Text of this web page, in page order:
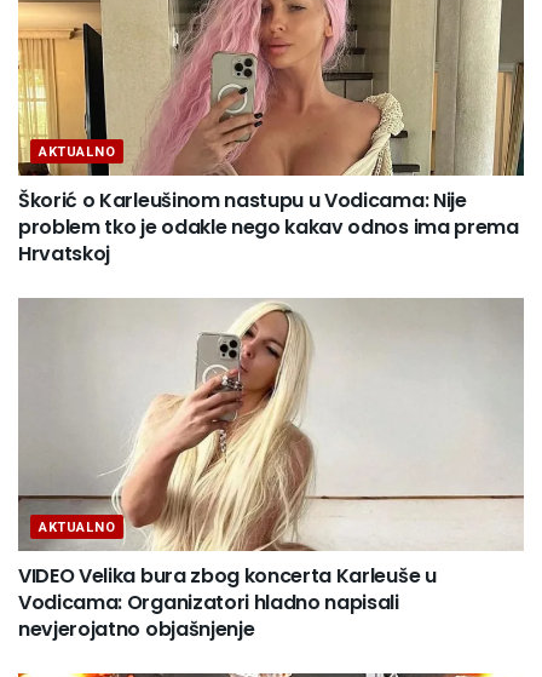
AKTUALNO
Škorić o Karleušinom nastupu u Vodicama: Nije
problem tko je odakle nego kakav odnos ima prema
Hrvatskoj
AKTUALNO
VIDEO Velika bura zbog koncerta Karleuše u
Vodicama: Organizatori hladno napisali
nevjerojatno objašnjenje